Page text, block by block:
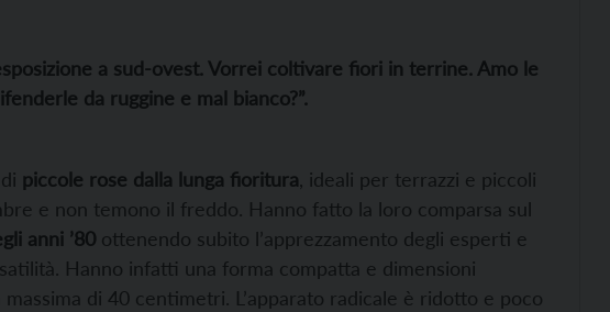
a sud-ovest. Vorrei coltivare fiori in terrine. Amo le
da ruggine e mal bianco?”.
piccole rose dalla lunga fioritura , ideali per terrazzi e piccoli
e non temono il freddo. Hanno fatto la loro comparsa sul
anni ’80 ottenendo subito l’apprezzamento degli esperti e
Hanno infatti una forma compatta e dimensioni
di 40 centimetri. L’apparato radicale è ridotto e poco